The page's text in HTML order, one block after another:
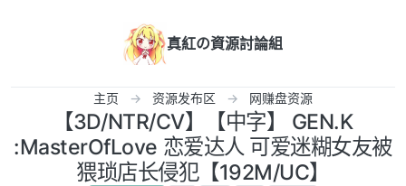
真紅の資源討論組
主页 资源发布区 网赚盘资源
【3D/NTR/CV】【中字】 GEN.K
:MasterOfLove 恋爱达人 可爱迷糊女友被
猥琐店长侵犯【192M/UC】